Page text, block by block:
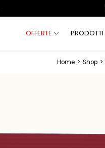
OFFERTE PRODOTTI
Home > Shop >